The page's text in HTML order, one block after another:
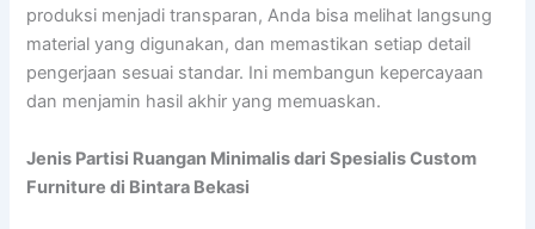
produksi menjadi transparan, Anda bisa melihat langsung
material yang digunakan, dan memastikan setiap detail
pengerjaan sesuai standar. Ini membangun kepercayaan
dan menjamin hasil akhir yang memuaskan.
Jenis Partisi Ruangan Minimalis dari Spesialis Custom
Furniture di Bintara Bekasi